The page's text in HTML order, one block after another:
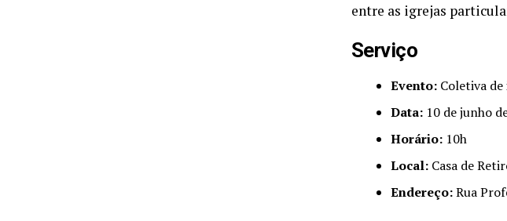
entre as igrejas
Serviço
Evento: Coletiva de
Data: 10 de junho
Horário: 10h
Local: Casa de
Endereço:Rua